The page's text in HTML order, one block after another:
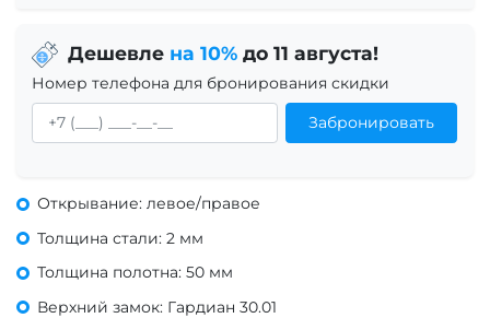
Дешевле на 10%до 11 августа!
Номер телефона для бронирования скидки
Забронировать
Открывание: левое/правое
Толщина стали: 2 мм
Толщина полотна: 50 мм
Верхний замок: Гардиан 30.01